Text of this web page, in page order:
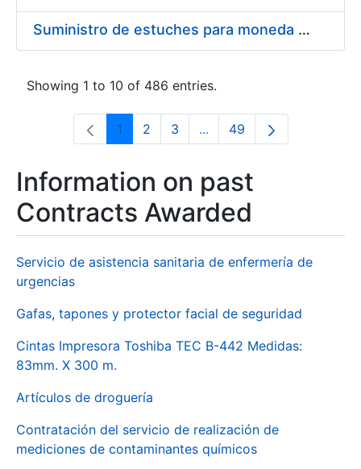
Suministro de estuches para moneda de 30 €
Showing 1 to 10 of 486 entries.
Page
1 Page
2 Page
3 ...Intermediate Pages Use
Page
49
Information on past
Contracts Awarded
Servicio de asistencia sanitaria de enfermería de
urgencias
Gafas, tapones y protector facial de seguridad
Cintas Impresora Toshiba TEC B-442 Medidas:
83mm. X 300 m.
Artículos de droguería
Contratación del servicio de realización de
mediciones de contaminantes químicos